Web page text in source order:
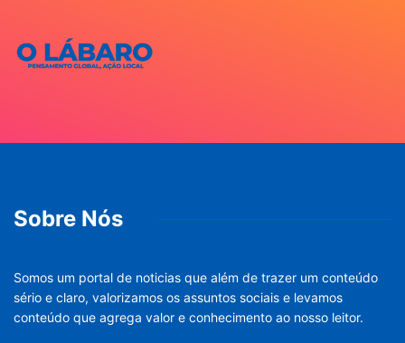
Sobre Nós
Somos um portal de noticias que além de trazer um conteúdo
sério e claro, valorizamos os assuntos sociais e levamos
conteúdo que agrega valor e conhecimento ao nosso leitor.